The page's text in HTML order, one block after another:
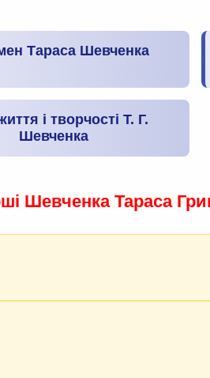
Тараса Шевченка
і творчості Т. Г.
Шевченка
Шевченка Тараса